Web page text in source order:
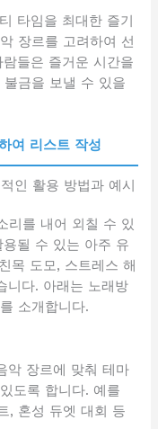
타임을 최대한 즐기
장르를 고려하여 선
들은 즐거운 시간을
금을 보낼 수 있을
여 리스트 작성
인 활용 방법과 예시
리를 내어 외칠 수 있
될 수 있는 아주 유
목 도모, 스트레스 해
니다. 아래는 노래방
소개합니다.
장르에 맞춰 테마
도록 합니다. 예를
, 혼성 듀엣 대회 등